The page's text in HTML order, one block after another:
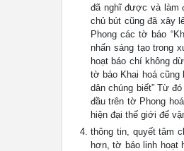
đã nghĩ được và làm
chủ bút cũng đã xây
Phong các tờ báo
nhấn sáng tạo trong
hoạt báo chí không
tờ báo Khai hoá
dân chúng biết” Từ
đầu trên tờ Phong
hiện đại thế giới để
thông tin, quyết tâm
hơn, tờ báo linh hoạt